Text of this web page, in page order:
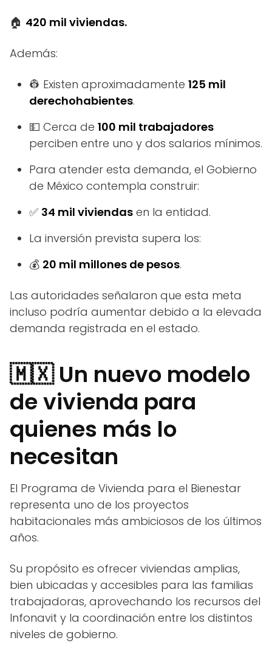
🏠 420 mil viviendas.
Además:
👷 Existen aproximadamente 125 mil
derechohabientes.
💵 Cerca de 100 mil trabajadores
perciben entre uno y dos salarios mínimos.
Para atender esta demanda, el Gobierno
de México contempla construir:
✅ 34 mil viviendas en la entidad.
La inversión prevista supera los:
💰 20 mil millones de pesos.
Las autoridades señalaron que esta meta
incluso podría aumentar debido a la elevada
demanda registrada en el estado.
🇲🇽 Un nuevo modelo
de vivienda para
quienes más lo
necesitan
El Programa de Vivienda para el Bienestar
representa uno de los proyectos
habitacionales más ambiciosos de los últimos
años.
Su propósito es ofrecer viviendas amplias,
bien ubicadas y accesibles para las familias
trabajadoras, aprovechando los recursos del
Infonavit y la coordinación entre los distintos
niveles de gobierno.